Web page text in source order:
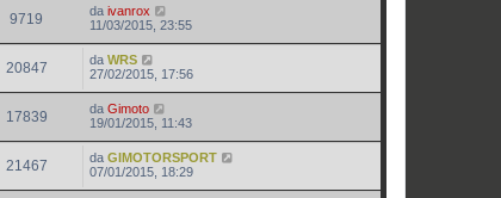
9719 da ivanrox
11/03/2015, 23:55
20847 da WRS
27/02/2015, 17:56
17839 da Gimoto
19/01/2015, 11:43
21467 da GIMOTORSPORT
07/01/2015, 18:29